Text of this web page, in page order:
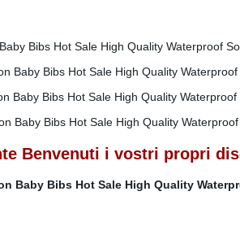
Benvenuti i vostri propri